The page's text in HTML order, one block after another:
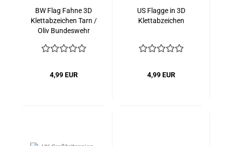
BW Flag Fahne 3D
Klettabzeichen Tarn /
Oliv Bundeswehr
4,99 EUR
US Flagge in 3D
Klettabzeichen
4,99 EUR